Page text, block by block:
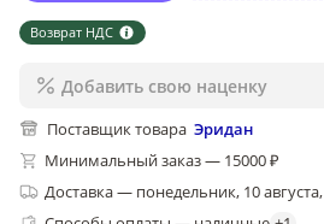
Возврат НДС
Добавить свою наценку
Поставщик товара Эридан
Минимальный заказ — 15000 ₽
Доставка— понедельник, 10 августа,